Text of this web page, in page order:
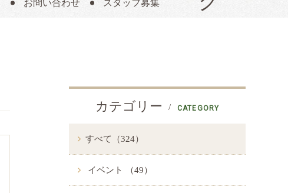
お問い合わせ スタッフ募集
カテゴリー CATEGORY
すべて（324）
イベント （49）